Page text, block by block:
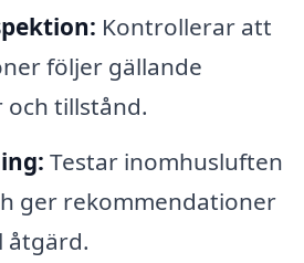
Kontrollerar att
följer gällande
tillstånd.
Testar inomhusluften
ger rekommendationer
åtgärd.